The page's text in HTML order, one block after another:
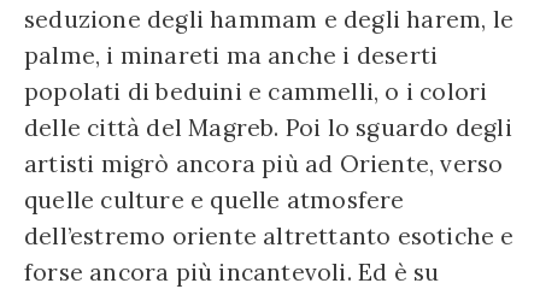
seduzione degli hammam e degli harem, le
palme, i minareti ma anche i deserti
popolati di beduini e cammelli, o i colori
delle città del Magreb. Poi lo sguardo degli
artisti migrò ancora più ad Oriente, verso
quelle culture e quelle atmosfere
dell’estremo oriente altrettanto esotiche e
forse ancora più incantevoli. Ed è su